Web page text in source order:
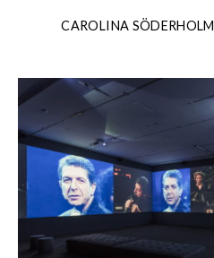
CAROLINA SÖDERHOLM